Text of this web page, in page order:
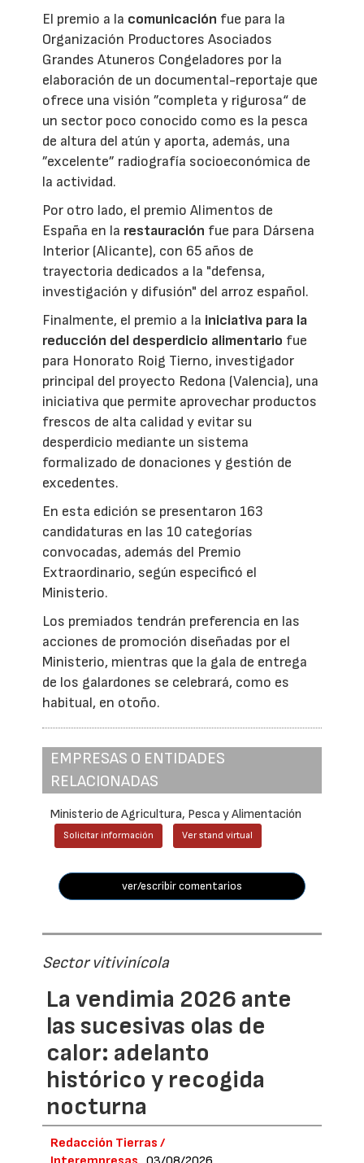
El premio a la comunicación fue para la
Organización Productores Asociados
Grandes Atuneros Congeladores por la
elaboración de un documental-reportaje que
ofrece una visión ”completa y rigurosa“ de
un sector poco conocido como es la pesca
de altura del atún y aporta, además, una
”excelente” radiografía socioeconómica de
la actividad.
Por otro lado, el premio Alimentos de
España en la restauración fue para Dársena
Interior (Alicante), con 65 años de
trayectoria dedicados a la "defensa,
investigación y difusión" del arroz español.
Finalmente, el premio a la iniciativa para la
reducción del desperdicio alimentario fue
para Honorato Roig Tierno, investigador
principal del proyecto Redona (Valencia), una
iniciativa que permite aprovechar productos
frescos de alta calidad y evitar su
desperdicio mediante un sistema
formalizado de donaciones y gestión de
excedentes.
En esta edición se presentaron 163
candidaturas en las 10 categorías
convocadas, además del Premio
Extraordinario, según especificó el
Ministerio.
Los premiados tendrán preferencia en las
acciones de promoción diseñadas por el
Ministerio, mientras que la gala de entrega
de los galardones se celebrará, como es
habitual, en otoño.
EMPRESAS O ENTIDADES
RELACIONADAS
Ministerio de Agricultura, Pesca y Alimentación
Solicitar información Ver stand virtual
ver/escribir comentarios
Sector vitivinícola
La vendimia 2026 ante
las sucesivas olas de
calor: adelanto
histórico y recogida
nocturna
Redacción Tierras /